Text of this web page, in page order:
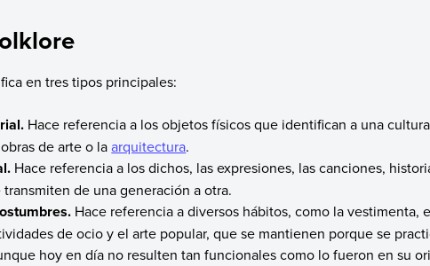
en tres tipos principales:
Hace referencia a los objetos físicos que identifican a una
de arte o laarquitectura.
Hace referencia a los dichos, las expresiones, las canciones,
transmiten de una generación a otra.
Hace referencia a diversos hábitos, como la vestimenta,
de ocio y el arte popular, que se mantienen porque se
hoy en día no resulten tan funcionales como lo fueron en su